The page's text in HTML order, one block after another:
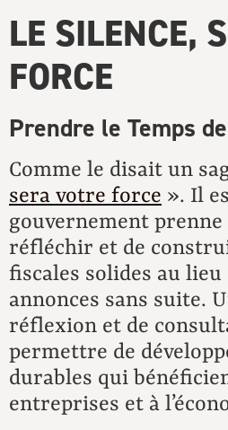
LE SILENCE,
FORCE
Prendre le Temps
Comme le disait un
sera votre force ». Il
gouvernement prenne
réfléchir et de
fiscales solides au
annonces sans suite.
réflexion et de
permettre de
durables qui
entreprises et à